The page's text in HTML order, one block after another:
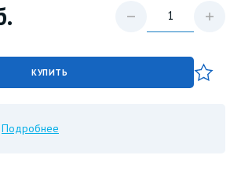
КУПИТЬ
Подробнее